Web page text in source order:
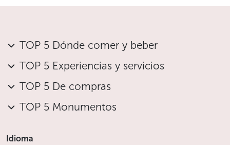
TOP 5 Dónde comer y beber
TOP 5 Experiencias y servicios
TOP 5 De compras
TOP 5 Monumentos
Idioma